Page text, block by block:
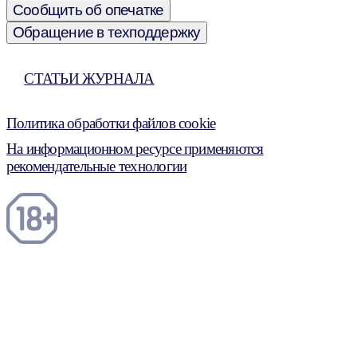
Сообщить об опечатке
Обращение в техподдержку
СТАТЬИ ЖУРНАЛА
Политика обработки файлов cookie
На информационном ресурсе применяются
рекомендательные технологии